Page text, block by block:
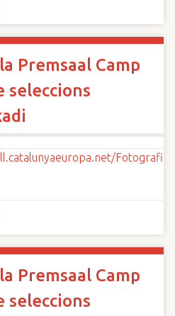
Premsaal Camp
seleccions
Premsaal Camp
seleccions